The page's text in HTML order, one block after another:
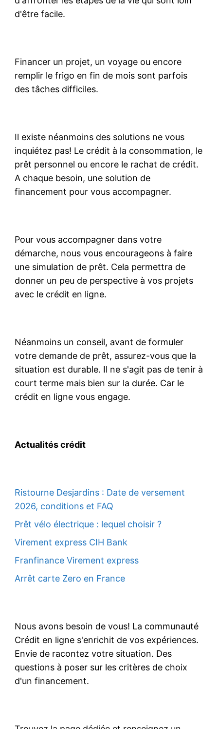
d'être facile.
Financer un projet, un voyage ou encore
remplir le frigo en fin de mois sont parfois
des tâches difficiles.
Il existe néanmoins des solutions ne vous
inquiétez pas! Le crédit à la consommation, le
prêt personnel ou encore le rachat de crédit.
A chaque besoin, une solution de
financement pour vous accompagner.
Pour vous accompagner dans votre
démarche, nous vous encourageons à faire
une simulation de prêt. Cela permettra de
donner un peu de perspective à vos projets
avec le crédit en ligne.
Néanmoins un conseil, avant de formuler
votre demande de prêt, assurez-vous que la
situation est durable. Il ne s'agit pas de tenir à
court terme mais bien sur la durée. Car le
crédit en ligne vous engage.
Actualités crédit
Ristourne Desjardins : Date de versement
2026, conditions et FAQ
Prêt vélo électrique : lequel choisir ?
Virement express CIH Bank
Franfinance Virement express
Arrêt carte Zero en France
Nous avons besoin de vous! La communauté
Crédit en ligne s'enrichit de vos expériences.
Envie de racontez votre situation. Des
questions à poser sur les critères de choix
d'un financement.